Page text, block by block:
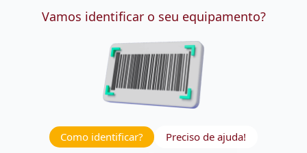
Vamos identificar o seu equipamento?
Como identificar? Preciso de ajuda!